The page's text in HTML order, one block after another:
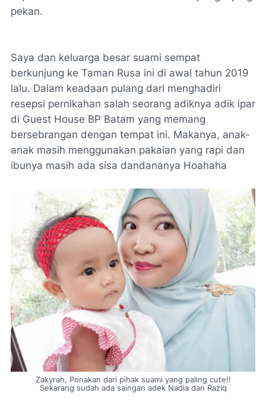
pekan.
Saya dan keluarga besar suami sempat
berkunjung ke Taman Rusa ini di awal tahun 2019
lalu. Dalam keadaan pulang dari menghadiri
resepsi pernikahan salah seorang adiknya adik ipar
di Guest House BP Batam yang memang
bersebrangan dengan tempat ini. Makanya, anak-
anak masih menggunakan pakaian yang rapi dan
ibunya masih ada sisa dandananya Hoahaha
Zakyrah, Ponakan dari pihak suami yang paling cute!!
Sekarang sudah ada saingan adek Nadia dan Raziq